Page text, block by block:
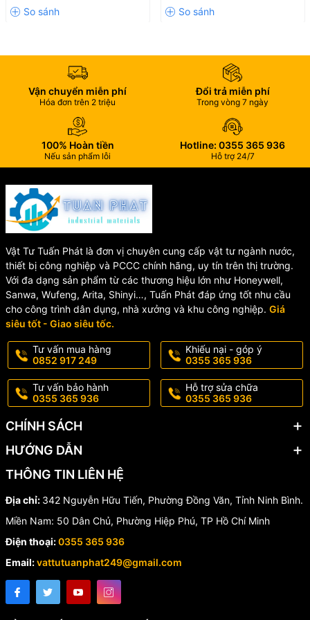
Vận chuyển miễn phí
Hóa đơn trên 2 triệu
Đổi trả miễn phí
Trong vòng 7 ngày
100% Hoàn tiền
Nếu sản phẩm lỗi
Hotline: 0355 365 936
Hỗ trợ 24/7
Vật Tư Tuấn Phát là đơn vị chuyên cung cấp vật tư ngành nước,
thiết bị công nghiệp và PCCC chính hãng, uy tín trên thị trường.
Với đa dạng sản phẩm từ các thương hiệu lớn như Honeywell,
Sanwa, Wufeng, Arita, Shinyi…, Tuấn Phát đáp ứng tốt nhu cầu
cho công trình dân dụng, nhà xưởng và khu công nghiệp. Giá
siêu tốt - Giao siêu tốc.
Tư vấn mua hàng
0852 917 249
Khiếu nại - góp ý
0355 365 936
Tư vấn bảo hành
0355 365 936
Hỗ trợ sửa chữa
0355 365 936
CHÍNH SÁCH
HƯỚNG DẪN
THÔNG TIN LIÊN HỆ
Địa chỉ: 342 Nguyễn Hữu Tiến, Phường Đồng Văn, Tỉnh Ninh Bình.
Miền Nam: 50 Dân Chủ, Phường Hiệp Phú, TP Hồ Chí Minh
Điện thoại:0355 365 936
Email:vattutuanphat249@gmail.com